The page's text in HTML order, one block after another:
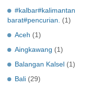
#kalbar#kalimantan
barat#pencurian.
(1)
Aceh (1)
Aingkawang (1)
Balangan Kalsel (1)
Bali (29)